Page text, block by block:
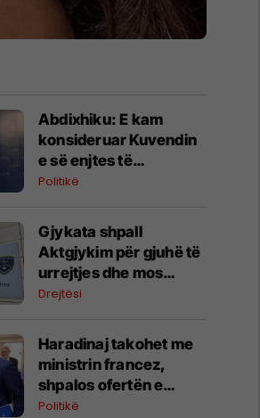
Abdixhiku: E kam
konsideruar Kuvendin
e së enjtes të
panevojshëm, të
Politikë
Gjykata shpall
Aktgjykim për gjuhë të
urrejtjes dhe mos
durim të grupeve
Drejtësi
Haradinaj takohet me
ministrin francez,
shpalos ofertën e
Aleancës për krijimin e
Politikë